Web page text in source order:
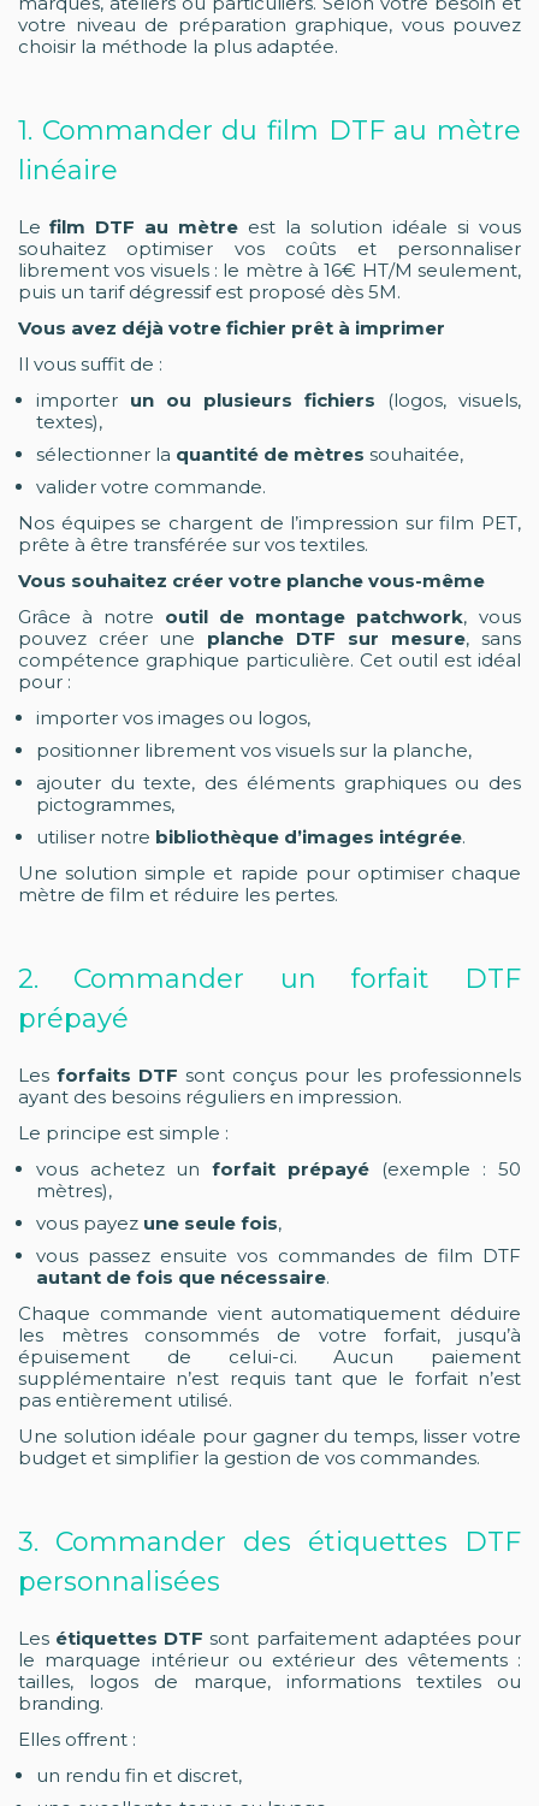
votre niveau de préparation graphique, vous pouvez
choisir la méthode la plus adaptée.
1. Commander du film DTF au mètre
linéaire
Le film DTF au mètre est la solution idéale si vous
souhaitez optimiser vos coûts et personnaliser
librement vos visuels : le mètre à 16€ HT/M seulement,
puis un tarif dégressif est proposé dès 5M.
Vous avez déjà votre fichier prêt à imprimer
Il vous suffit de :
importer un ou plusieurs fichiers (logos, visuels,
textes),
sélectionner la quantité de mètres souhaitée,
valider votre commande.
Nos équipes se chargent de l’impression sur film PET,
prête à être transférée sur vos textiles.
Vous souhaitez créer votre planche vous-même
Grâce à notre outil de montage patchwork, vous
pouvez créer une planche DTF sur mesure, sans
compétence graphique particulière. Cet outil est idéal
pour :
importer vos images ou logos,
positionner librement vos visuels sur la planche,
ajouter du texte, des éléments graphiques ou des
pictogrammes,
utiliser notre bibliothèque d’images intégrée.
Une solution simple et rapide pour optimiser chaque
mètre de film et réduire les pertes.
2. Commander un forfait DTF
prépayé
Les forfaits DTF sont conçus pour les professionnels
ayant des besoins réguliers en impression.
Le principe est simple :
vous achetez un forfait prépayé (exemple : 50
mètres),
vous payez une seule fois,
vous passez ensuite vos commandes de film DTF
autant de fois que nécessaire.
Chaque commande vient automatiquement déduire
les mètres consommés de votre forfait, jusqu’à
épuisement de celui-ci. Aucun paiement
supplémentaire n’est requis tant que le forfait n’est
pas entièrement utilisé.
Une solution idéale pour gagner du temps, lisser votre
budget et simplifier la gestion de vos commandes.
3. Commander des étiquettes DTF
personnalisées
Les étiquettes DTF sont parfaitement adaptées pour
le marquage intérieur ou extérieur des vêtements :
tailles, logos de marque, informations textiles ou
branding.
Elles offrent :
un rendu fin et discret,